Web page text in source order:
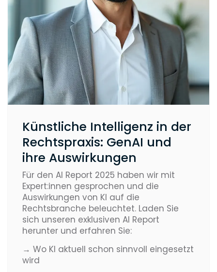
Künstliche Intelligenz in der
Rechtspraxis: GenAI und
ihre Auswirkungen
Für den AI Report 2025 haben wir mit
Expert:innen gesprochen und die
Auswirkungen von KI auf die
Rechtsbranche beleuchtet. Laden Sie
sich unseren exklusiven AI Report
herunter und erfahren Sie:
→ Wo KI aktuell schon sinnvoll eingesetzt
wird